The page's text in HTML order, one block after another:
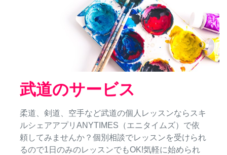
武道のサービス
柔道、剣道、空手など武道の個人レッスンならスキ
ルシェアアプリANYTIMES（エニタイムズ）で依
頼してみませんか？個別相談でレッスンを受けられ
るので1日のみのレッスンでもOK!気軽に始められ